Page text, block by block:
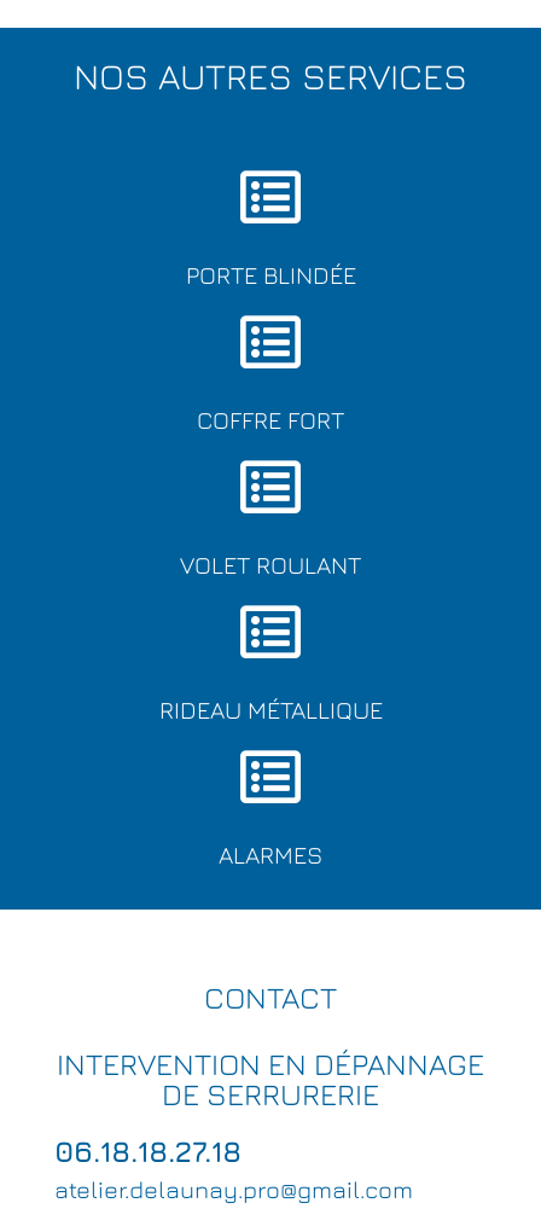
NOS AUTRES SERVICES
PORTE BLINDÉE
COFFRE FORT
VOLET ROULANT
RIDEAU MÉTALLIQUE
ALARMES
CONTACT
INTERVENTION EN DÉPANNAGE
DE SERRURERIE
06.18.18.27.18
atelier.delaunay.pro@gmail.com